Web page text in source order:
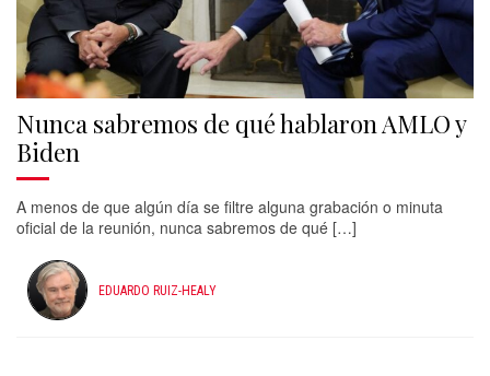
Nunca sabremos de qué hablaron AMLO y
Biden
A menos de que algún día se filtre alguna grabación o minuta
oficial de la reunión, nunca sabremos de qué […]
EDUARDO RUIZ-HEALY